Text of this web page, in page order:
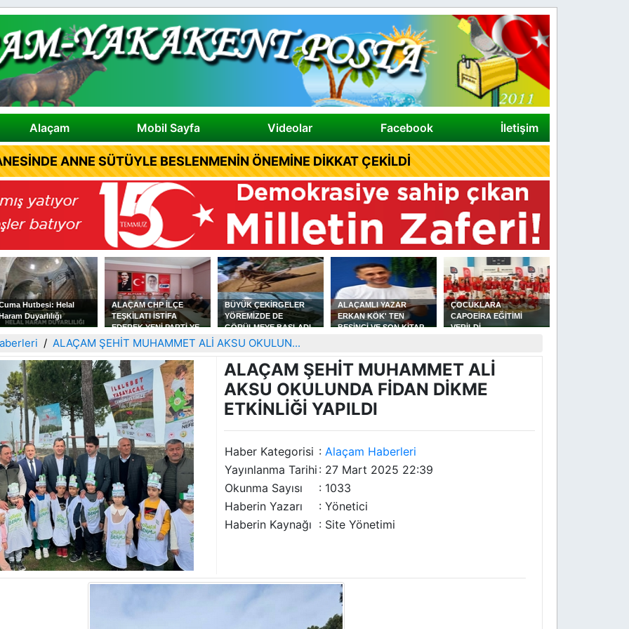
Alaçam Mobil Sayfa Videolar Facebook İletişim
ANNE SÜTÜYLE BESLENMENİN ÖNEMİNE DİKKAT ÇEKİLDİ
CHP İLÇE
İSTİFA
YENİ PARTİ YE
BÜYÜK ÇEKİRGELER
YÖREMİZDE DE
GÖRÜLMEYE BAŞLADI
ALAÇAMLI YAZAR
ERKAN KÖK' TEN
BEŞİNCİ VE SON KİTAP
AŞKIN OTOPSİ RAPORU
ÇOCUKLARA
CAPOEİRA EĞİTİMİ
VERİLDİ
DİKMEN YAĞLI
GÜREŞLERİNDE
YAKAKENT'Lİ
ALAÇAM ŞEHİT MUHAMMET ALİ AKSU OKULUN...
ALAÇAM ŞEHİT MUHAMMET ALİ
AKSU OKULUNDA FİDAN DİKME
ETKİNLİĞİ YAPILDI
Haber Kategorisi : Alaçam Haberleri
Yayınlanma Tarihi : 27 Mart 2025 22:39
Okunma Sayısı
: 1033
Haberin Yazarı
: Yönetici
Haberin Kaynağı : Site Yönetimi